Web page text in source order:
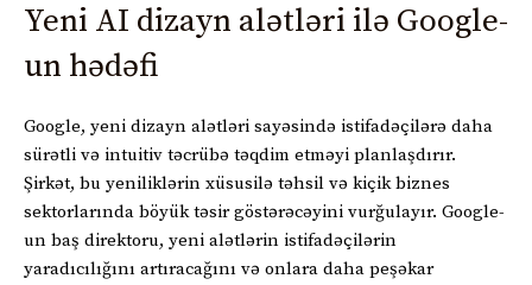
Yeni AI dizayn alətləri ilə Google-
un hədəfi
Google, yeni dizayn alətləri sayəsində istifadəçilərə daha
sürətli və intuitiv təcrübə təqdim etməyi planlaşdırır.
Şirkət, bu yeniliklərin xüsusilə təhsil və kiçik biznes
sektorlarında böyük təsir göstərəcəyini vurğulayır. Google-
un baş direktoru, yeni alətlərin istifadəçilərin
yaradıcılığını artıracağını və onlara daha peşəkar